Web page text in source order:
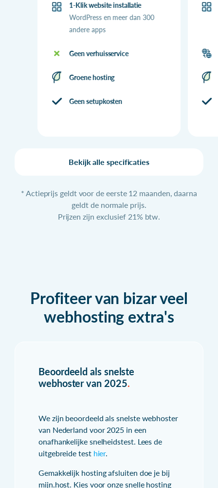
1-Klik website installatie
WordPress en meer dan 300
andere apps
Geen verhuisservice
Groene hosting
Geen setupkosten
Bekijk alle specificaties
* Actieprijs geldt voor de eerste 12 maanden, daarna
geldt de normale prijs.
Prijzen zijn exclusief 21% btw.
Profiteer van bizar veel
webhosting extra's
Beoordeeld als snelste
webhoster van 2025.
We zijn beoordeeld als snelste webhoster
van Nederland voor 2025 in een
onafhankelijke snelheidstest. Lees de
uitgebreide test hier.
Gemakkelijk hosting afsluiten doe je bij
mijn.host. Kies voor onze snelle hosting